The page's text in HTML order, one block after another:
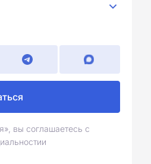
вы соглашаетесь с